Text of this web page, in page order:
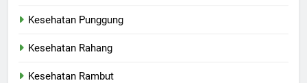
Kesehatan Punggung
Kesehatan Rahang
Kesehatan Rambut